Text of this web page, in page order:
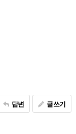
답변 글쓰기